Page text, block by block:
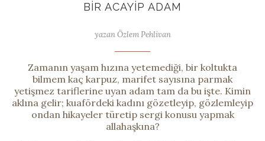
BIR ACAYIP ADAM
yazan Özlem Pehlivan
Zamanın yaşam hızına yetemediği, bir koltukta
bilmem kaç karpuz, marifet sayısına parmak
yetişmez tariflerine uyan adam tam da bu işte. Kimin
aklına gelir; kuafördeki kadını gözetleyip, gözlemleyip
ondan hikayeler türetip sergi konusu yapmak
allahaşkına?